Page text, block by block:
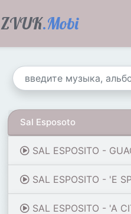
ZVUK.Mobi
Sal Esposoto
SAL ESPOSITO -
SAL ESPOSITO - 'E
SAL ESPOSITO - 'A